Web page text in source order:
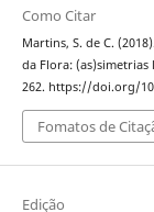
Como Citar
Martins, S. de C.
da Flora:
262. https://doi.org/
Fomatos de
Edição